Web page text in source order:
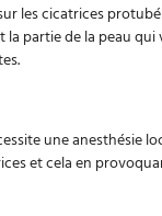
les cicatrices
partie de la peau qui
une anesthésie
et cela en